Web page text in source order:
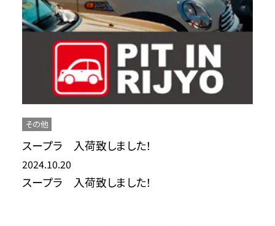
その他
スープラ 入荷致しました！
2024.10.20
スープラ 入荷致しました！